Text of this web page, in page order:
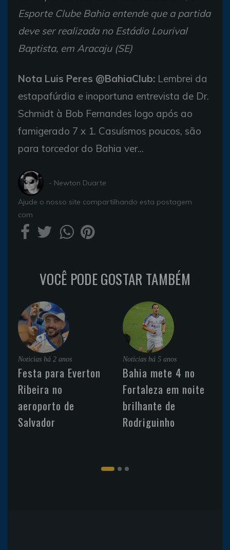
Esporte Clube Bahia entende que a partida
deve ser realizada no Estádio Lourival
Baptista, em Aracaju (SE)
Nota Luis Peres @BahiaClub: Lembrei da
estapafúrdia e inoportuna entrevista de Dr.
Schmidt à Bob Fernandes logo após ao
famigerado 7 x 1. Casuísmos poucos, são
para torcedor do Bahia ver...
- Newton Duarte
Ajude o nosso site compartilhando esta postagem
com
VOCÊ PODE GOSTAR TAMBÉM
Noticias há 2 anos
Festa para Everton
Ribeira no
aeroporto de
Salvador
Noticias há 5 anos
Bahia mete 4 no
Fortaleza em noite
brilhante de
Rodriguinho